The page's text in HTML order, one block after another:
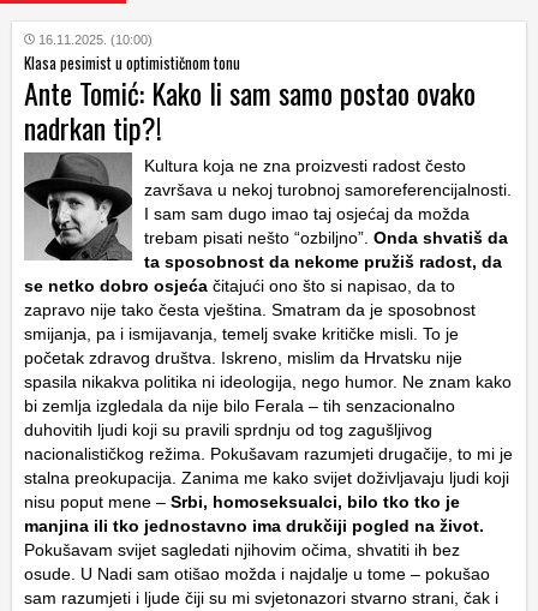
16.11.2025. (10:00)
Klasa pesimist u optimističnom tonu
Ante Tomić: Kako li sam samo postao ovako
nadrkan tip?!
Kultura koja ne zna proizvesti radost često
završava u nekoj turobnoj samoreferencijalnosti.
I sam sam dugo imao taj osjećaj da možda
trebam pisati nešto “ozbiljno”. Onda shvatiš da
ta sposobnost da nekome pružiš radost, da
se netko dobro osjeća čitajući ono što si napisao, da to
zapravo nije tako česta vještina. Smatram da je sposobnost
smijanja, pa i ismijavanja, temelj svake kritičke misli. To je
početak zdravog društva. Iskreno, mislim da Hrvatsku nije
spasila nikakva politika ni ideologija, nego humor. Ne znam kako
bi zemlja izgledala da nije bilo Ferala – tih senzacionalno
duhovitih ljudi koji su pravili sprdnju od tog zagušljivog
nacionalističkog režima. Pokušavam razumjeti drugačije, to mi je
stalna preokupacija. Zanima me kako svijet doživljavaju ljudi koji
nisu poput mene – Srbi, homoseksualci, bilo tko tko je
manjina ili tko jednostavno ima drukčiji pogled na život.
Pokušavam svijet sagledati njihovim očima, shvatiti ih bez
osude. U Nadi sam otišao možda i najdalje u tome – pokušao
sam razumjeti i ljude čiji su mi svjetonazori stvarno strani, čak i